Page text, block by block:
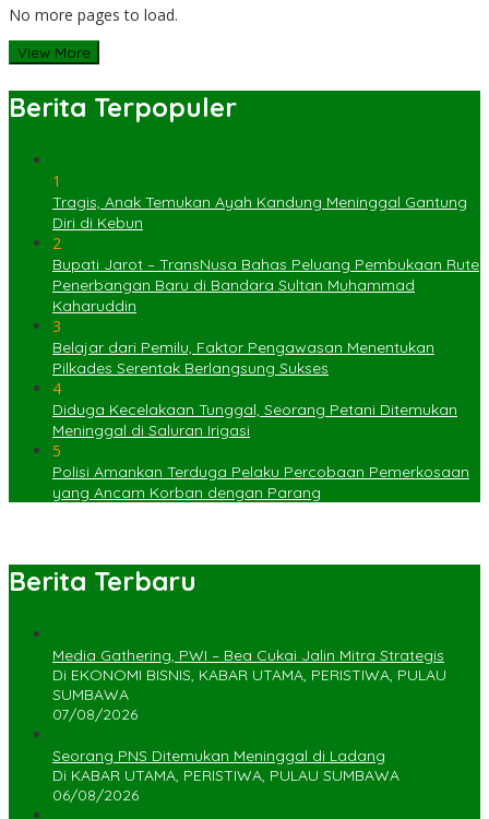
No more pages to load.
View More
Berita Terpopuler
1
Tragis, Anak Temukan Ayah Kandung Meninggal Gantung
Diri di Kebun
2
Bupati Jarot – TransNusa Bahas Peluang Pembukaan Rute
Penerbangan Baru di Bandara Sultan Muhammad
Kaharuddin
3
Belajar dari Pemilu, Faktor Pengawasan Menentukan
Pilkades Serentak Berlangsung Sukses
4
Diduga Kecelakaan Tunggal, Seorang Petani Ditemukan
Meninggal di Saluran Irigasi
5
Polisi Amankan Terduga Pelaku Percobaan Pemerkosaan
yang Ancam Korban dengan Parang
Berita Terbaru
Media Gathering, PWI – Bea Cukai Jalin Mitra Strategis
Di EKONOMI BISNIS, KABAR UTAMA, PERISTIWA, PULAU
SUMBAWA
07/08/2026
Seorang PNS Ditemukan Meninggal di Ladang
Di KABAR UTAMA, PERISTIWA, PULAU SUMBAWA
06/08/2026